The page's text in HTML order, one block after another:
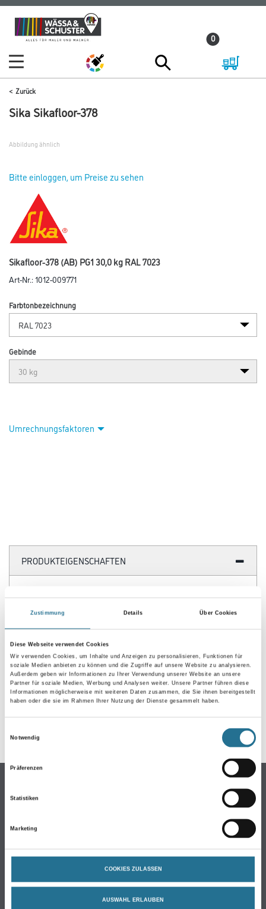
Zustimmung Details Über Cookies
Diese Webseite verwendet Cookies
Wir verwenden Cookies, um Inhalte und Anzeigen zu personalisieren, Funktionen für
soziale Medien anbieten zu können und die Zugriffe auf unsere Website zu analysieren.
Außerdem geben wir Informationen zu Ihrer Verwendung unserer Website an unsere
Partner für soziale Medien, Werbung und Analysen weiter. Unsere Partner führen diese
Informationen möglicherweise mit weiteren Daten zusammen, die Sie ihnen bereitgestellt
haben oder die sie im Rahmen Ihrer Nutzung der Dienste gesammelt haben.
Notwendig
Präferenzen
Statistiken
Marketing
COOKIES ZULASSEN
AUSWAHL ERLAUBEN
Zum
Inhalt
Zum
Navigationsmenü
0
Zurück
Sika Sikafloor-378
Abbildung ähnlich
Bitte einloggen, um Preise zu sehen
Sikafloor-378 (AB) PG1 30,0 kg RAL 7023
Art-Nr.:1012-009771
Farbtonbezeichnung
Gebinde
Umrechnungsfaktoren
PRODUKTEIGENSCHAFTEN
ZUSATZINFOS
GEFAHRENHINWEISE
Putze- und Spachtelmassen
Wand- & Deckenbeläge